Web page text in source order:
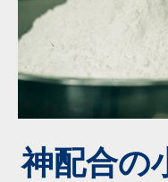
神配合の